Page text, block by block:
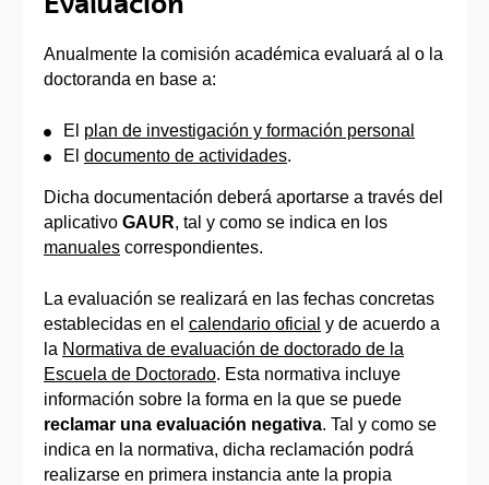
Anualmente la comisión académica evaluará al o la
doctoranda en base a:
El plan de investigación y formación personal
El documento de actividades.
Dicha documentación deberá aportarse a través del
aplicativo GAUR, tal y como se indica en los
manuales correspondientes.
La evaluación se realizará en las fechas concretas
establecidas en el calendario oficial y de acuerdo a
la Normativa de evaluación de doctorado de la
Escuela de Doctorado. Esta normativa incluye
información sobre la forma en la que se puede
reclamar una evaluación negativa. Tal y como se
indica en la normativa, dicha reclamación podrá
realizarse en primera instancia ante la propia